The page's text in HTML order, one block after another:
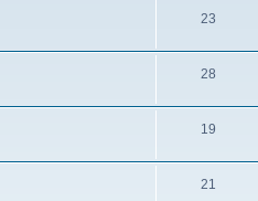
23
28
19
21